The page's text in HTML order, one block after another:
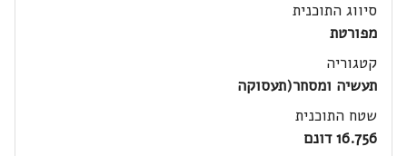
סיווג התוכנית
מפורטת
קטגוריה
תעשיה ומסחר(תעסוקה
שטח התוכנית
16.756 דונם